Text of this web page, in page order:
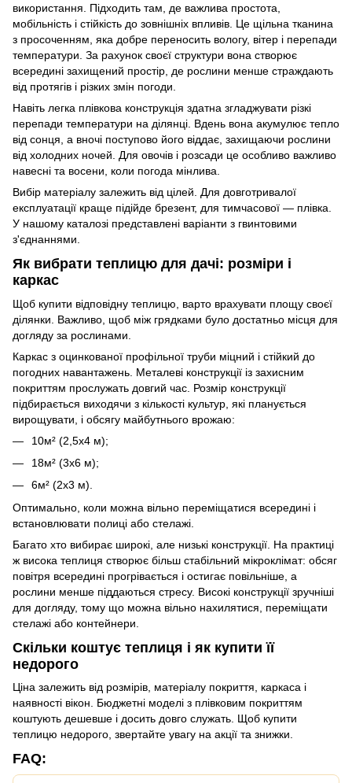
використання. Підходить там, де важлива простота,
мобільність і стійкість до зовнішніх впливів. Це щільна тканина
з просоченням, яка добре переносить вологу, вітер і перепади
температури. За рахунок своєї структури вона створює
всередині захищений простір, де рослини менше страждають
від протягів і різких змін погоди.
Навіть легка плівкова конструкція здатна згладжувати різкі
перепади температури на ділянці. Вдень вона акумулює тепло
від сонця, а вночі поступово його віддає, захищаючи рослини
від холодних ночей. Для овочів і розсади це особливо важливо
навесні та восени, коли погода мінлива.
Вибір матеріалу залежить від цілей. Для довготривалої
експлуатації краще підійде брезент, для тимчасової — плівка.
У нашому каталозі представлені варіанти з гвинтовими
з'єднаннями.
Як вибрати теплицю для дачі: розміри і
каркас
Щоб купити відповідну теплицю, варто врахувати площу своєї
ділянки. Важливо, щоб між грядками було достатньо місця для
догляду за рослинами.
Каркас з оцинкованої профільної труби міцний і стійкий до
погодних навантажень. Металеві конструкції із захисним
покриттям прослужать довгий час. Розмір конструкції
підбирається виходячи з кількості культур, які планується
вирощувати, і обсягу майбутнього врожаю:
10м² (2,5х4 м);
18м² (3х6 м);
6м² (2х3 м).
Оптимально, коли можна вільно переміщатися всередині і
встановлювати полиці або стелажі.
Багато хто вибирає широкі, але низькі конструкції. На практиці
ж висока теплиця створює більш стабільний мікроклімат: обсяг
повітря всередині прогрівається і остигає повільніше, а
рослини менше піддаються стресу. Високі конструкції зручніші
для догляду, тому що можна вільно нахилятися, переміщати
стелажі або контейнери.
Скільки коштує теплиця і як купити її
недорого
Ціна залежить від розмірів, матеріалу покриття, каркаса і
наявності вікон. Бюджетні моделі з плівковим покриттям
коштують дешевше і досить довго служать. Щоб купити
теплицю недорого, звертайте увагу на акції та знижки.
FAQ: